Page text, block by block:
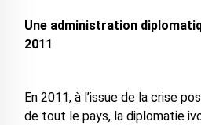
Une administration
2011
En 2011, à l’issue de la crise
de tout le pays, la diplomatie